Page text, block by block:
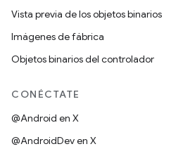
Vista previa de los objetos binarios
Imágenes de fábrica
Objetos binarios del controlador
CONÉCTATE
@Android en X
@AndroidDev en X